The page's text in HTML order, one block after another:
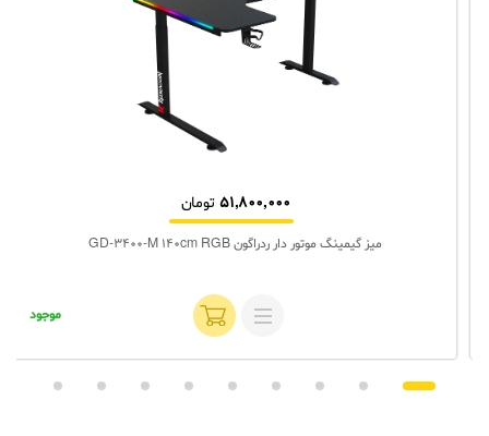
51,800,000 تومان
میز گیمینگ موتور دار ردراگون GD-3400-M 140cm RGB
موجود